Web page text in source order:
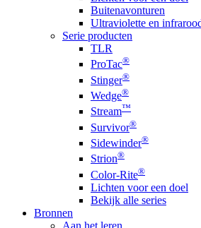
Buitenavonturen
Ultraviolette en
Serie producten
TLR
ProTac®
Stinger®
Wedge®
Stream™
Survivor®
Sidewinder®
Strion®
Color-Rite®
Lichten voor een doel
Bekijk alle series
Bronnen
Aan het leren